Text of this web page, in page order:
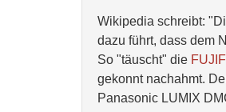
Wikipedia schreibt:
dazu führt, dass dem
So "täuscht" die
gekonnt nachahmt.
Panasonic LUMIX